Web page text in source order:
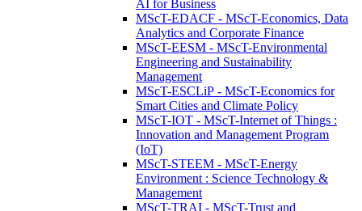
AI for Business
MScT-EDACF - MScT-Economics, Data
Analytics and Corporate Finance
MScT-EESM - MScT-Environmental
Engineering and Sustainability
Management
MScT-ESCLiP - MScT-Economics for
Smart Cities and Climate Policy
MScT-IOT - MScT-Internet of Things :
Innovation and Management Program
(IoT)
MScT-STEEM - MScT-Energy
Environment : Science Technology &
Management
MScT-TRAI - MScT-Trust and